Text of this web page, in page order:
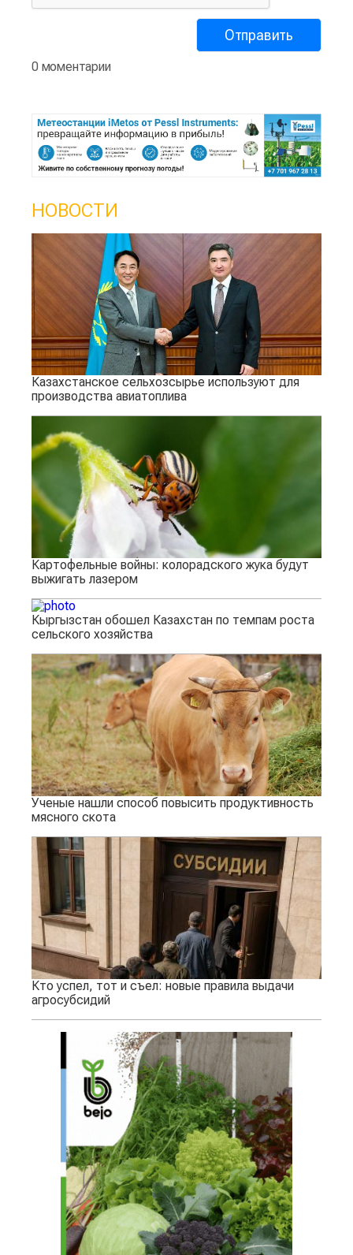
0 моментарии
НОВОСТИ
Казахстанское сельхозсырье используют для
производства авиатоплива
Картофельные войны: колорадского жука будут
выжигать лазером
Кыргызстан обошел Казахстан по темпам роста
сельского хозяйства
Ученые нашли способ повысить продуктивность
мясного скота
Кто успел, тот и съел: новые правила выдачи
агросубсидий